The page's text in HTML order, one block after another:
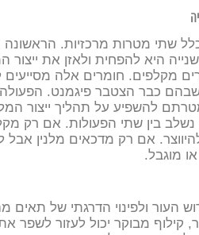
שתי מטרות מרכזיות. הראשונה
היא להפחית ולאזן את ייצור
מקלפים. חומרים אלה מסייעים
שבהם כבר הצטבר פיגמנט.
להשפיע על תהליך ייצור
נשלב בין שתי הפעולות. אם רק
אם רק מדכאים מלנין אבל
מוגבל.
העור ולפינוי הדרגתי של תאים
קילוף מבוקר יכול לעזור לשפר